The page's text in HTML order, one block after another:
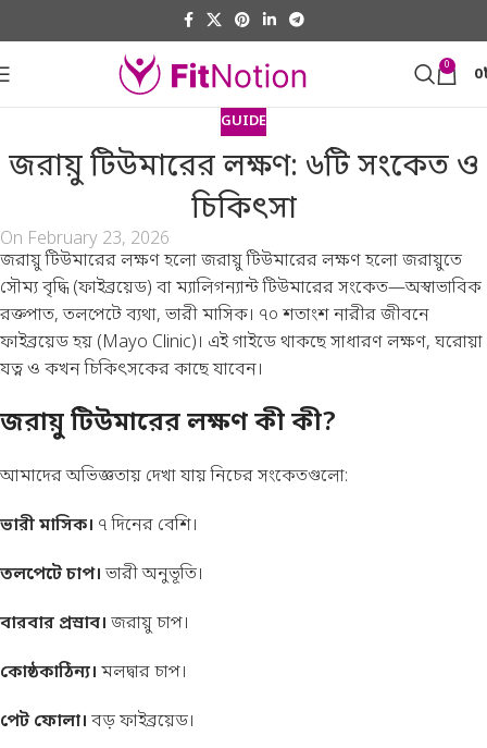
0 0
GUIDE
জরায়ু টিউমারের লক্ষণ: ৬টি সংকেত ও
চিকিৎসা
On February 23, 2026
জরায়ু টিউমারের লক্ষণ হলো জরায়ু টিউমারের লক্ষণ হলো জরায়ুতে
সৌম্য বৃদ্ধি (ফাইব্রয়েড) বা ম্যালিগন্যান্ট টিউমারের সংকেত—অস্বাভাবিক
রক্তপাত, তলপেটে ব্যথা, ভারী মাসিক। ৭০ শতাংশ নারীর জীবনে
ফাইব্রয়েড হয় (Mayo Clinic)। এই গাইডে থাকছে সাধারণ লক্ষণ, ঘরোয়া
যত্ন ও কখন চিকিৎসকের কাছে যাবেন।
জরায়ু টিউমারের লক্ষণ কী কী?
আমাদের অভিজ্ঞতায় দেখা যায় নিচের সংকেতগুলো:
ভারী মাসিক। ৭ দিনের বেশি।
তলপেটে চাপ।ভারী অনুভূতি।
বারবার প্রস্রাব। জরায়ু চাপ।
কোষ্ঠকাঠিন্য। মলদ্বার চাপ।
পেট ফোলা। বড় ফাইব্রয়েড।